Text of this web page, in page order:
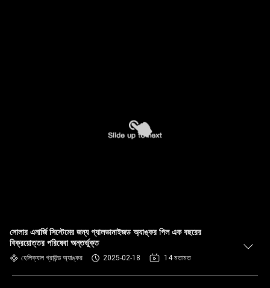
সোলার এনার্জি সিস্টেমের জন্য গ্যালভানাইজড অ্যাঙ্কর পিল এক বছরের
বিক্রয়োত্তর পরিষেবা অন্তর্ভুক্ত
হেলিক্যাল গ্রাউন্ড অ্যাঙ্কর 2025-02-18 14 মতামত